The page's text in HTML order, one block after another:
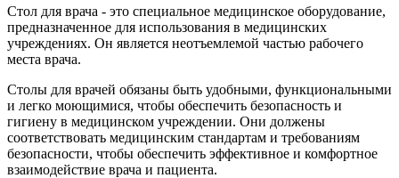
Стол для врача - это специальное медицинское оборудование,
предназначенное для использования в медицинских
учреждениях. Он является неотъемлемой частью рабочего
места врача.
Столы для врачей обязаны быть удобными, функциональными
и легко моющимися, чтобы обеспечить безопасность и
гигиену в медицинском учреждении. Они должены
соответствовать медицинским стандартам и требованиям
безопасности, чтобы обеспечить эффективное и комфортное
взаимодействие врача и пациента.